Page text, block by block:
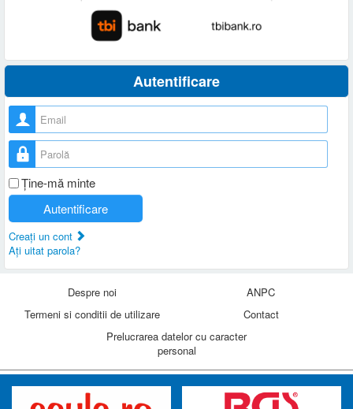
Autentificare
Nume utilizator
Parolă
Ţine-mă minte
Autentificare
Creaţi un cont
Aţi uitat parola?
Despre noi
ANPC
Termeni si conditii de utilizare
Contact
Prelucrarea datelor cu caracter
personal